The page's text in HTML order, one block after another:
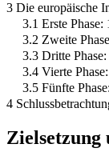
3 Die europäische
3.1 Erste Phase:
3.2 Zweite
3.3 Dritte
3.4 Vierte
3.5 Fünfte
4
Zielsetzung